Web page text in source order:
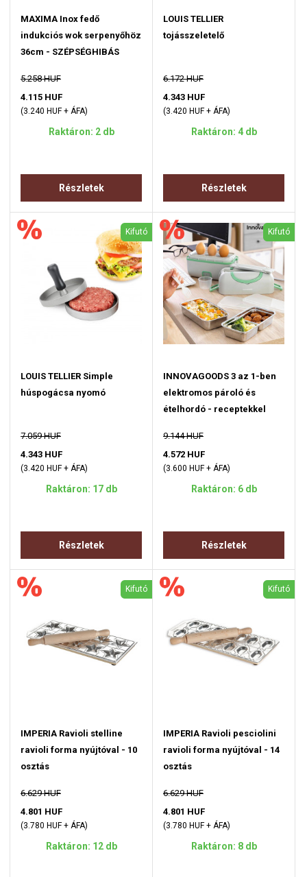
MAXIMA Inox fedő
indukciós wok serpenyőhöz
36cm - SZÉPSÉGHIBÁS
5.258 HUF
4.115 HUF
(3.240 HUF + ÁFA)
Raktáron: 2 db
Részletek
LOUIS TELLIER
tojásszeletelő
6.172 HUF
4.343 HUF
(3.420 HUF + ÁFA)
Raktáron: 4 db
Részletek
Kifutó
LOUIS TELLIER Simple
húspogácsa nyomó
7.059 HUF
4.343 HUF
(3.420 HUF + ÁFA)
Raktáron: 17 db
Részletek
Kifutó
INNOVAGOODS 3 az 1-ben
elektromos pároló és
ételhordó - receptekkel
9.144 HUF
4.572 HUF
(3.600 HUF + ÁFA)
Raktáron: 6 db
Részletek
Kifutó
IMPERIA Ravioli stelline
ravioli forma nyújtóval - 10
osztás
6.629 HUF
4.801 HUF
(3.780 HUF + ÁFA)
Raktáron: 12 db
Kifutó
IMPERIA Ravioli pesciolini
ravioli forma nyújtóval - 14
osztás
6.629 HUF
4.801 HUF
(3.780 HUF + ÁFA)
Raktáron: 8 db